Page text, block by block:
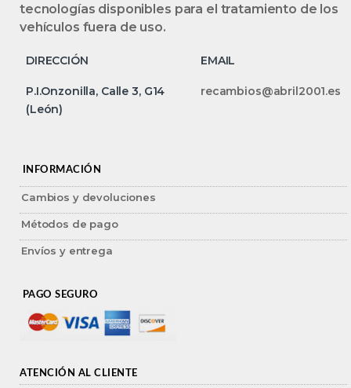
tecnologías disponibles para el tratamiento de los
vehículos fuera de uso.
DIRECCIÓN EMAIL
P.I.Onzonilla, Calle 3, G14
(León)
recambios@abril2001.es
INFORMACIÓN
Cambios y devoluciones
Métodos de pago
Envíos y entrega
PAGO SEGURO
ATENCIÓN AL CLIENTE